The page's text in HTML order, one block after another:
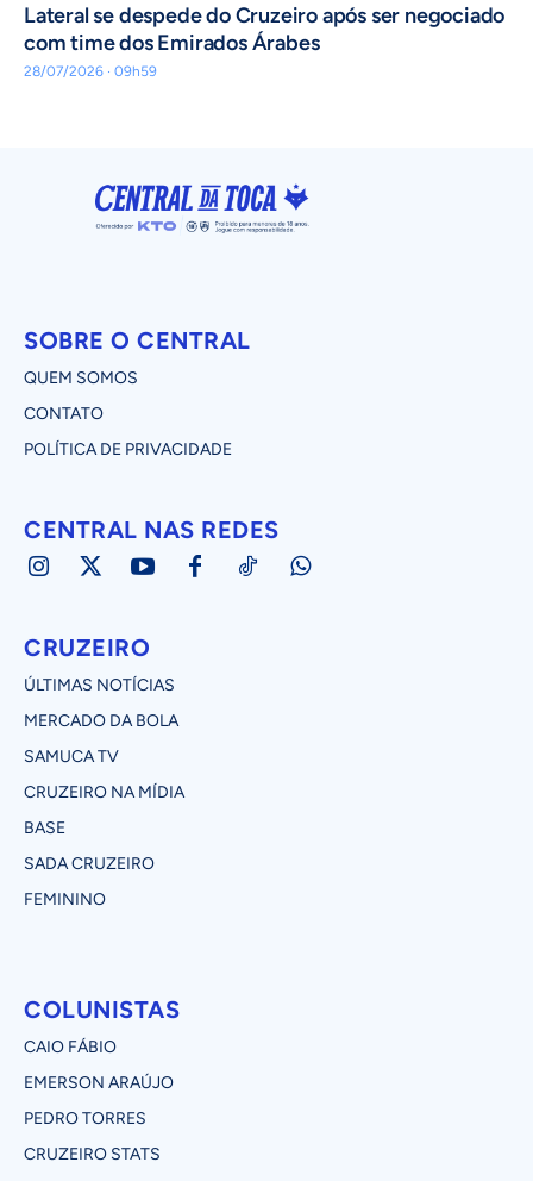
Lateral se despede do Cruzeiro após ser negociado
com time dos Emirados Árabes
28/07/2026 · 09h59
SOBRE O CENTRAL
QUEM SOMOS
CONTATO
POLÍTICA DE PRIVACIDADE
CENTRAL NAS REDES
CRUZEIRO
ÚLTIMAS NOTÍCIAS
MERCADO DA BOLA
SAMUCA TV
CRUZEIRO NA MÍDIA
BASE
SADA CRUZEIRO
FEMININO
COLUNISTAS
CAIO FÁBIO
EMERSON ARAÚJO
PEDRO TORRES
CRUZEIRO STATS